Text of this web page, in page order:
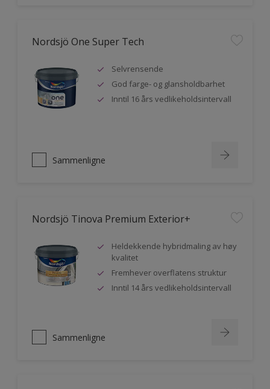
Nordsjö One Super Tech
Selvrensende
God farge- og glansholdbarhet
Inntil 16 års vedlikeholdsintervall
Sammenligne
Nordsjö Tinova Premium Exterior+
Heldekkende hybridmaling av høy
kvalitet
Fremhever overflatens struktur
Inntil 14 års vedlikeholdsintervall
Sammenligne